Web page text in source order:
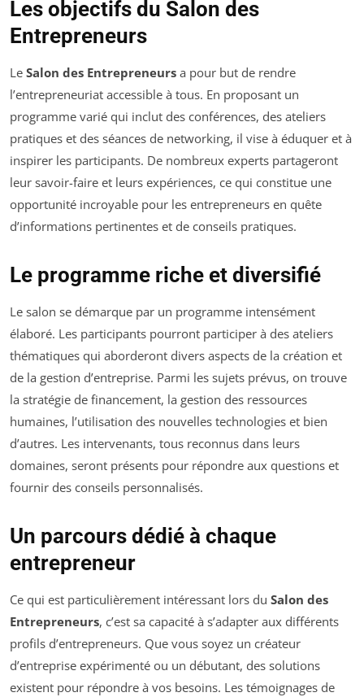
Les objectifs du Salon des
Entrepreneurs
Le Salon des Entrepreneurs a pour but de rendre
l’entrepreneuriat accessible à tous. En proposant un
programme varié qui inclut des conférences, des ateliers
pratiques et des séances de networking, il vise à éduquer et à
inspirer les participants. De nombreux experts partageront
leur savoir-faire et leurs expériences, ce qui constitue une
opportunité incroyable pour les entrepreneurs en quête
d’informations pertinentes et de conseils pratiques.
Le programme riche et diversifié
Le salon se démarque par un programme intensément
élaboré. Les participants pourront participer à des ateliers
thématiques qui aborderont divers aspects de la création et
de la gestion d’entreprise. Parmi les sujets prévus, on trouve
la stratégie de financement, la gestion des ressources
humaines, l’utilisation des nouvelles technologies et bien
d’autres. Les intervenants, tous reconnus dans leurs
domaines, seront présents pour répondre aux questions et
fournir des conseils personnalisés.
Un parcours dédié à chaque
entrepreneur
Ce qui est particulièrement intéressant lors du Salon des
Entrepreneurs, c’est sa capacité à s’adapter aux différents
profils d’entrepreneurs. Que vous soyez un créateur
d’entreprise expérimenté ou un débutant, des solutions
existent pour répondre à vos besoins. Les témoignages de